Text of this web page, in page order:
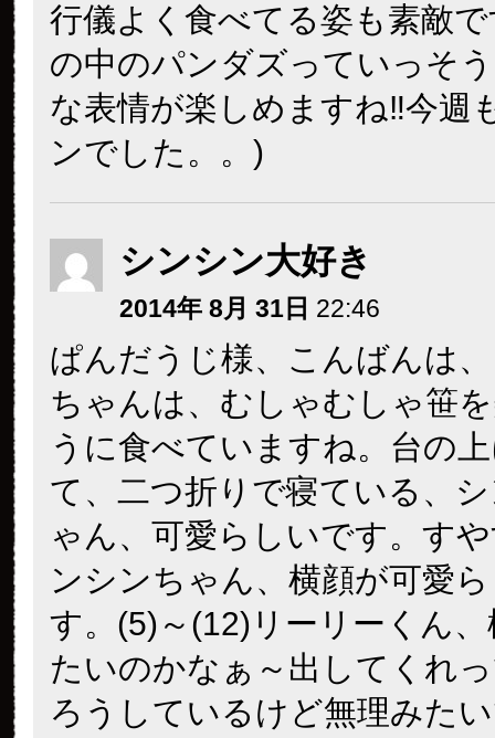
行儀よく食べてる姿も素敵
の中のパンダズっていっそ
な表情が楽しめますね‼今週
ンでした。。)
シンシン大好き
2014年 8月 31日 22:46
ぱんだうじ様、こんばんは
ちゃんは、むしゃむしゃ笹
うに食べていますね。台の
て、二つ折りで寝ている、
ゃん、可愛らしいです。す
ンシンちゃん、横顔が可愛
す。(5)～(12)リーリーくん
たいのかなぁ～出してくれ
ろうしているけど無理みた